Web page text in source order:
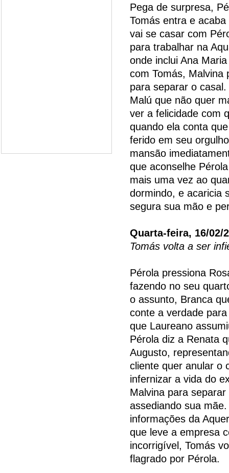
Pega de surpresa,
Tomás entra e
vai se casar com
para trabalhar na
onde inclui Ana
com Tomás, Malvina
para separar o
Malú que não quer
ver a felicidade com
quando ela conta
ferido em seu
mansão
que aconselhe
mais uma vez ao
dormindo, e acaricia
segura sua mão e
Quarta-feira, 16/02/
Tomás volta a ser
Pérola pressiona
fazendo no seu
o assunto, Branca
conte a verdade
que Laureano
Pérola diz a Renata
Augusto,
cliente quer anular o
infernizar a vida do
Malvina para
assediando sua
informações da
que leve a empresa
incorrigível, Tomás
flagrado por Pérola.